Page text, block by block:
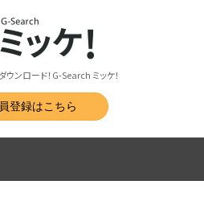
ンロード！G-Search ミッケ！
登録はこちら